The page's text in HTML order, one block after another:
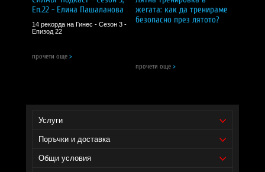
Доставчик на продукта - И фудс ЕООД.
Уебсайт на производителя -
Еп.22 - Елина Пашаланова
14 рекорда на Гинес - Сезон 3 -
Епизод 22
прочети още >
жегата: как да тренираме
безопасно през лятото?
прочети още >
Услуги
Поръчки и доставка
Общи условия